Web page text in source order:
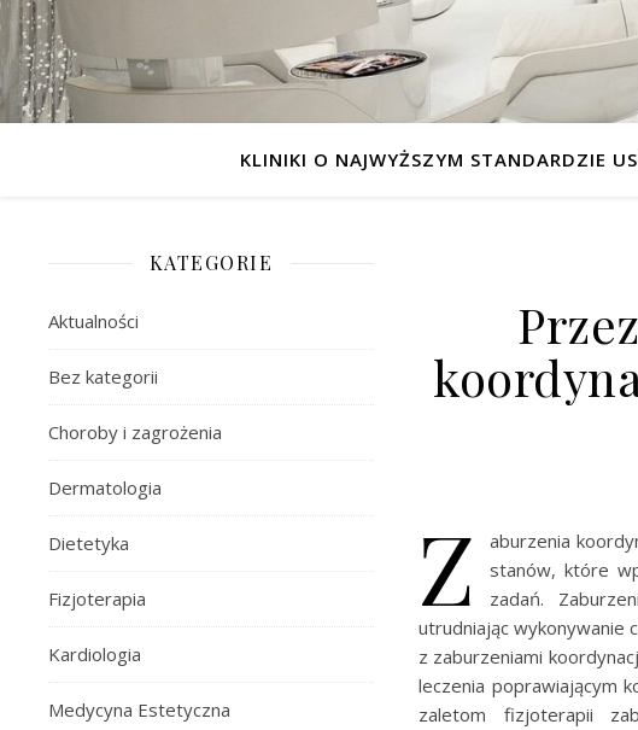
KLINIKI O NAJWYŻSZYM STANDARDZIE
KATEGORIE
Aktualności
Bez kategorii
Choroby i zagrożenia
Dermatologia
Dietetyka
Fizjoterapia
Kardiologia
Medycyna Estetyczna
Z
aburzenia
stanów, które
zadań.
utrudniając wykonywanie
z zaburzeniami
leczenia poprawiającym
zaletom fizjoterapii